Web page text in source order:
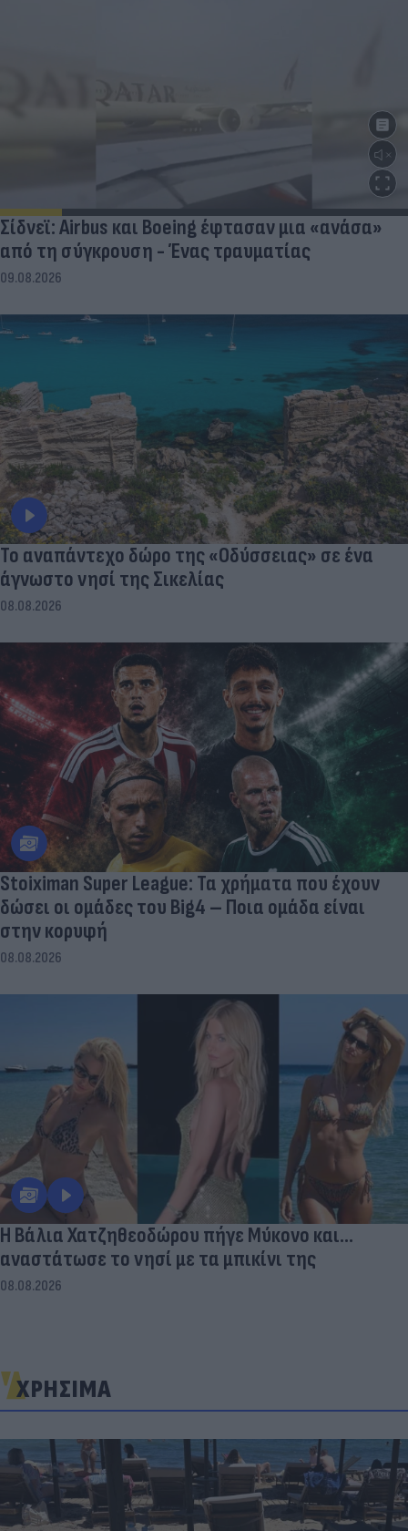
Σίδνεϊ: Airbus και Boeing έφτασαν μια «ανάσα»
από τη σύγκρουση - Ένας τραυματίας
09.08.2026
To αναπάντεχο δώρο της «Οδύσσειας» σε ένα
άγνωστο νησί της Σικελίας
08.08.2026
Stoiximan Super League: Τα χρήματα που έχουν
δώσει οι ομάδες του Big4 – Ποια ομάδα είναι
στην κορυφή
08.08.2026
Η Βάλια Χατζηθεοδώρου πήγε Μύκονο και...
αναστάτωσε το νησί με τα μπικίνι της
08.08.2026
ΧΡΗΣΙΜΑ